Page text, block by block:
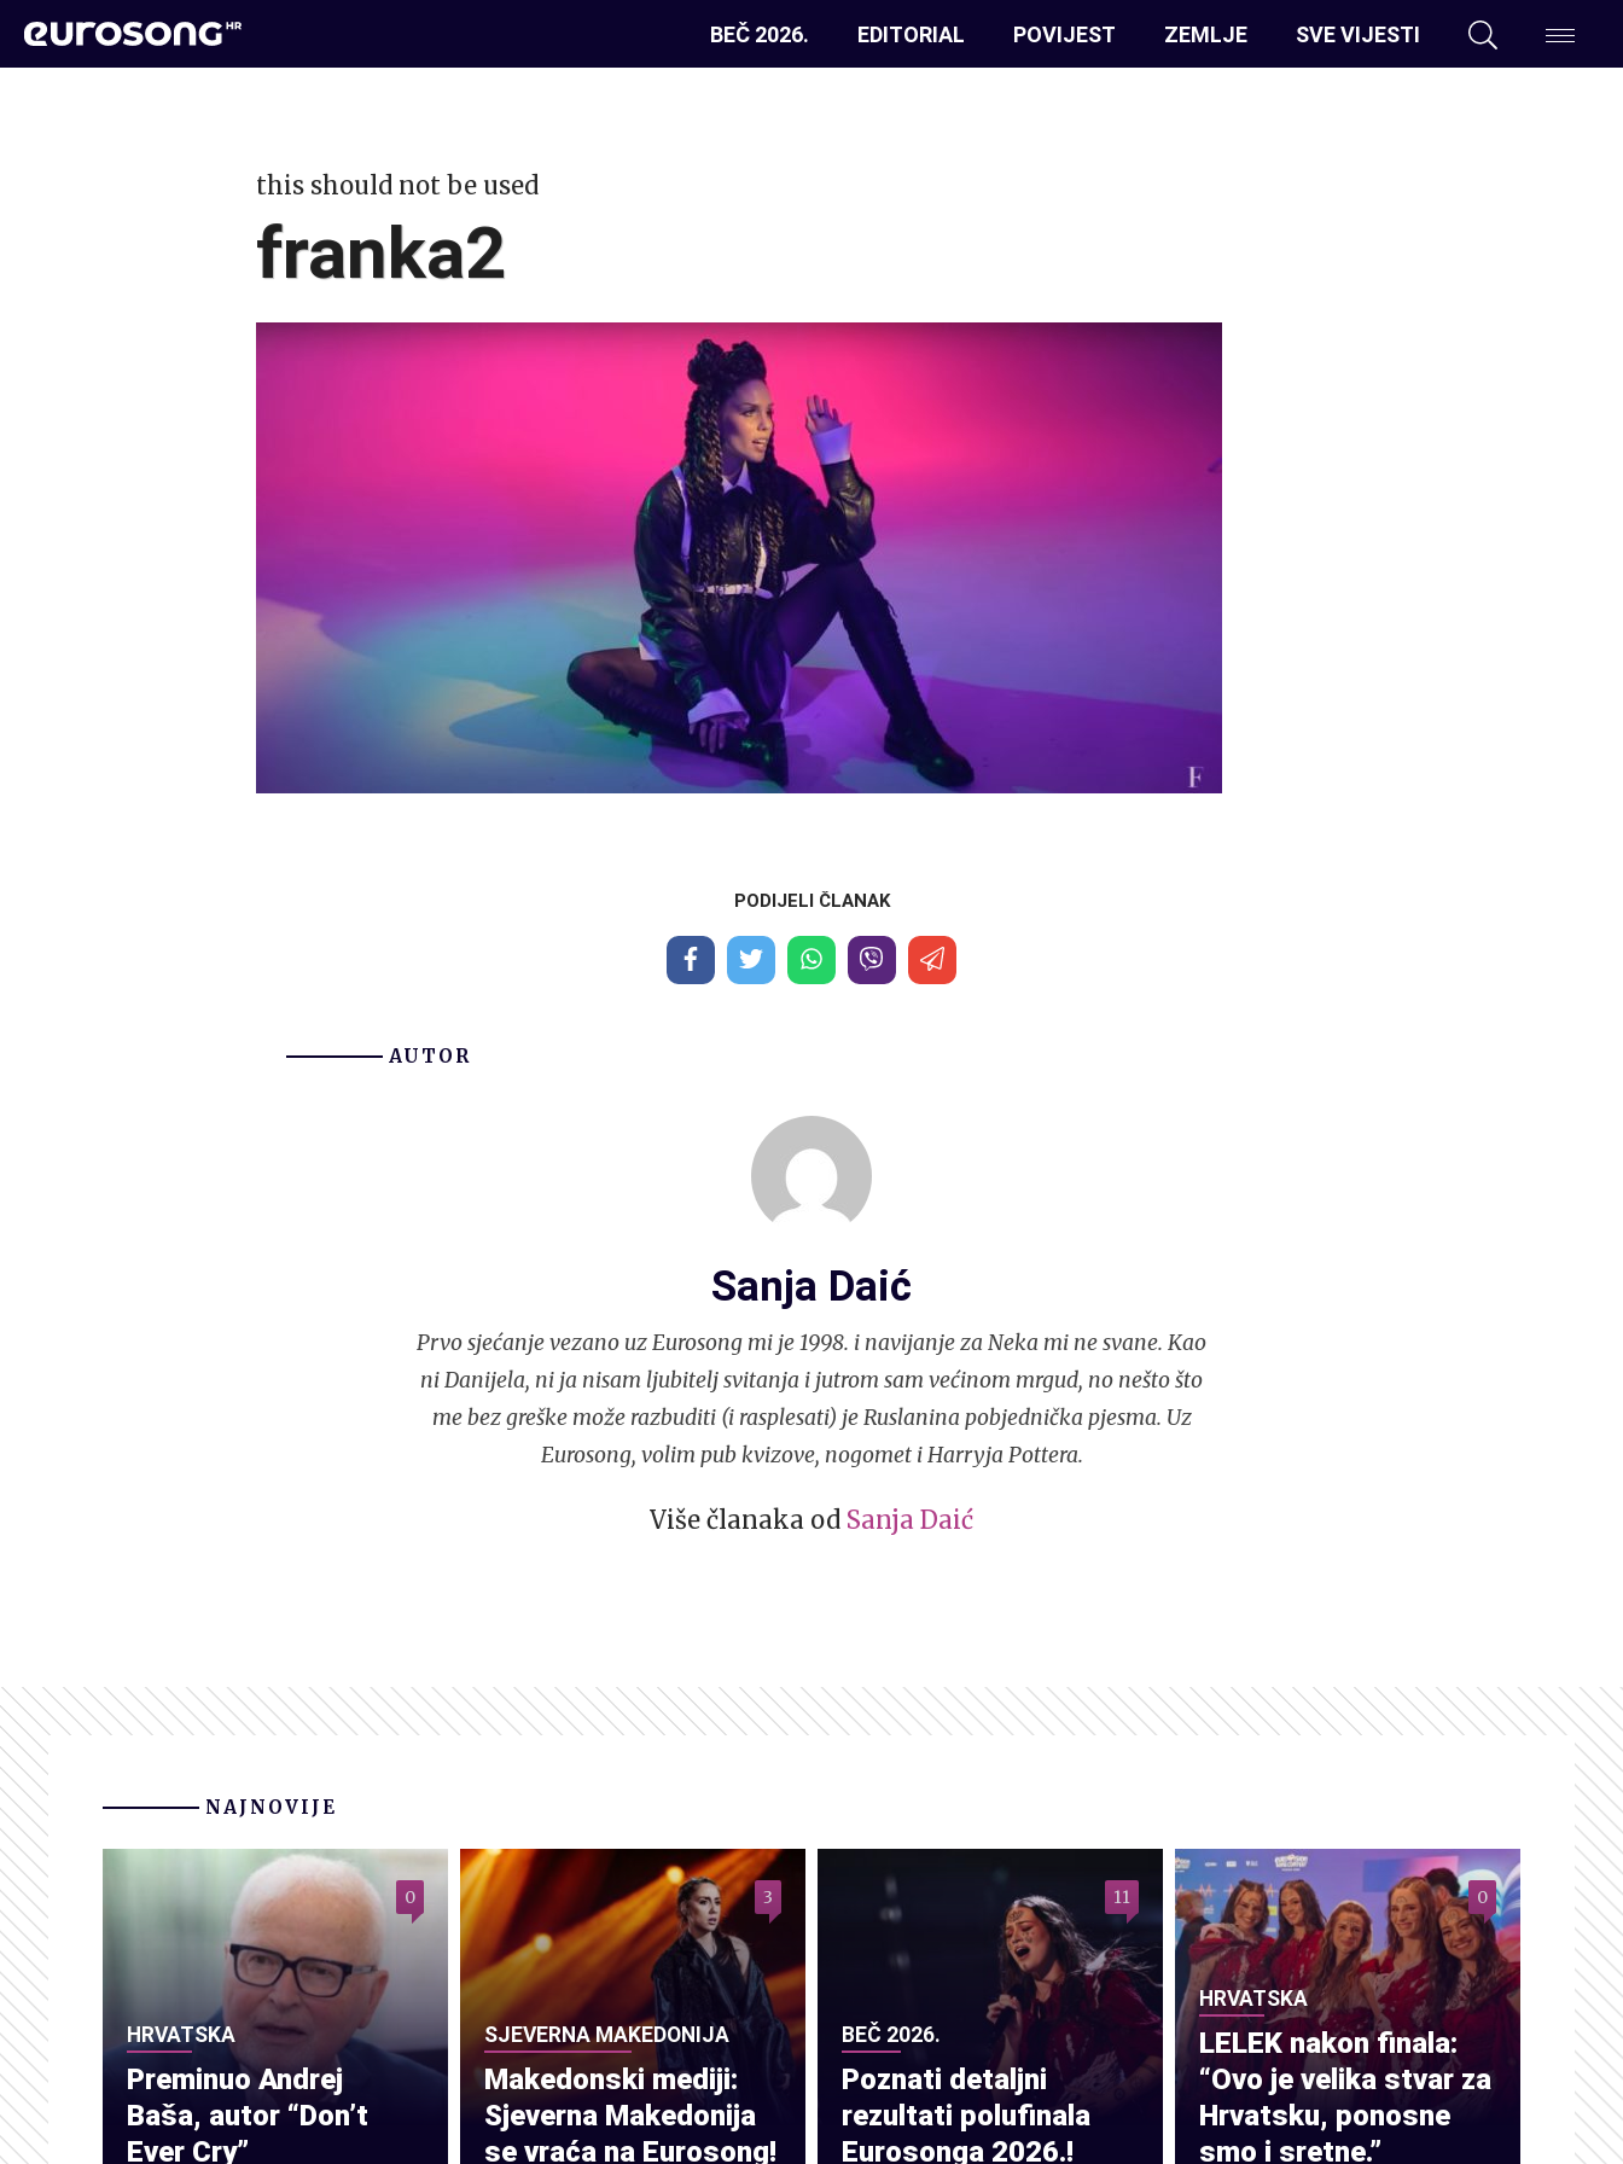
BEČ 2026. EDITORIAL POVIJEST ZEMLJE SVE VIJESTI
this should not be used
franka2
PODIJELI ČLANAK
AUTOR
Sanja Daić
Prvo sjećanje vezano uz Eurosong mi je 1998. i navijanje za Neka mi ne svane. Kao
ni Danijela, ni ja nisam ljubitelj svitanja i jutrom sam većinom mrgud, no nešto što
me bez greške može razbuditi (i rasplesati) je Ruslanina pobjednička pjesma. Uz
Eurosong, volim pub kvizove, nogomet i Harryja Pottera.
Više članaka od Sanja Daić
NAJNOVIJE
HRVATSKA
Preminuo Andrej
Baša, autor “Don’t
Ever Cry”
0
SJEVERNA MAKEDONIJA
Makedonski mediji:
Sjeverna Makedonija
se vraća na Eurosong!
3
BEČ 2026.
Poznati detaljni
rezultati polufinala
Eurosonga 2026.!
11
HRVATSKA
LELEK nakon finala:
“Ovo je velika stvar za
Hrvatsku, ponosne
smo i sretne.”
0